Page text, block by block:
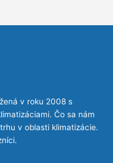
v roku 2008 s
Čo sa nám
v oblasti klimatizácie.